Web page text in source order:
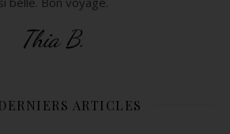
Thia B.
ARTICLES